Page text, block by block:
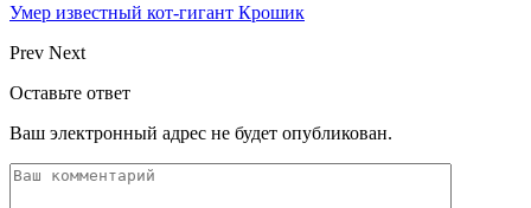
Умер известный кот-гигант Крошик
Prev Next
Оставьте ответ
Ваш электронный адрес не будет опубликован.